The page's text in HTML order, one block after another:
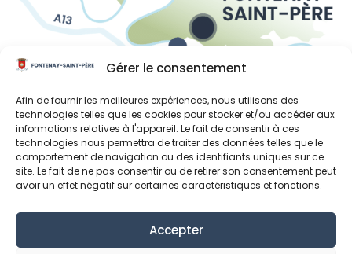
Gérer le consentement
Afin de fournir les meilleures expériences, nous utilisons des
technologies telles que les cookies pour stocker et/ou accéder aux
informations relatives à l'appareil. Le fait de consentir à ces
technologies nous permettra de traiter des données telles que le
comportement de navigation ou des identifiants uniques sur ce
site. Le fait de ne pas consentir ou de retirer son consentement peut
avoir un effet négatif sur certaines caractéristiques et fonctions.
Accepter
Liens utiles
Région Île-de-France
Département des Yvelines
Grand Paris Seine et Oise